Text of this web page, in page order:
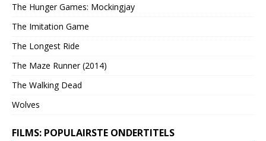
The Hunger Games: Mockingjay
The Imitation Game
The Longest Ride
The Maze Runner (2014)
The Walking Dead
Wolves
FILMS: POPULAIRSTE ONDERTITELS